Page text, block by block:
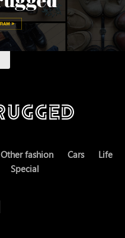
Other fashion Cars
Life
Special